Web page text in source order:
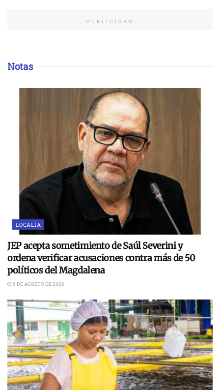
PUBLICIDAD
Notas
LOCALÍA
JEP acepta sometimiento de Saúl Severini y
ordena verificar acusaciones contra más de 50
políticos del Magdalena
6 DE AGOSTO DE 2026